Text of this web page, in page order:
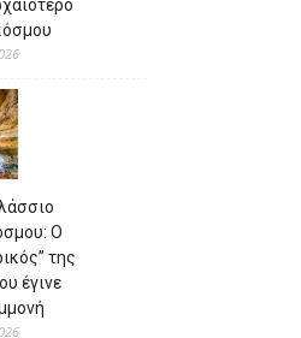
Ο
της
έγινε